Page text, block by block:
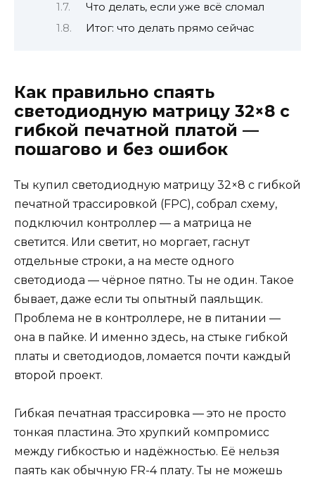
Что делать, если уже всё сломал
Итог: что делать прямо сейчас
Как правильно спаять
светодиодную матрицу 32×8 с
гибкой печатной платой —
пошагово и без ошибок
Ты купил светодиодную матрицу 32×8 с гибкой
печатной трассировкой (FPC), собрал схему,
подключил контроллер — а матрица не
светится. Или светит, но моргает, гаснут
отдельные строки, а на месте одного
светодиода — чёрное пятно. Ты не один. Такое
бывает, даже если ты опытный паяльщик.
Проблема не в контроллере, не в питании —
она в пайке. И именно здесь, на стыке гибкой
платы и светодиодов, ломается почти каждый
второй проект.
Гибкая печатная трассировка — это не просто
тонкая пластина. Это хрупкий компромисс
между гибкостью и надёжностью. Её нельзя
паять как обычную FR-4 плату. Ты не можешь